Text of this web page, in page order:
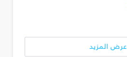
عرض المزيد